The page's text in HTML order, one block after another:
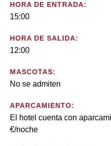
HORA DE ENTRADA:
15:00
HORA DE SALIDA:
12:00
MASCOTAS:
No se admiten
APARCAMIENTO:
El hotel cuenta con
€/noche